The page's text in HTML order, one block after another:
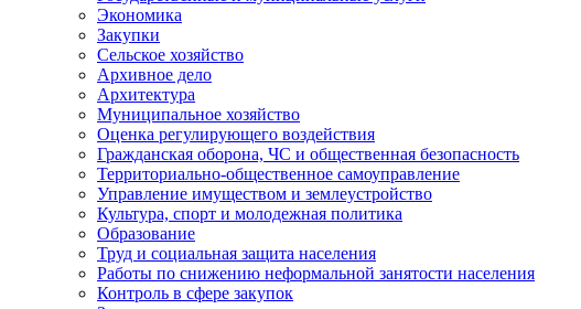
Экономика
Закупки
Сельское хозяйство
Архивное дело
Архитектура
Муниципальное хозяйство
Оценка регулирующего воздействия
Гражданская оборона, ЧС и общественная безопасность
Территориально-общественное самоуправление
Управление имуществом и землеустройство
Культура, спорт и молодежная политика
Образование
Труд и социальная защита населения
Работы по снижению неформальной занятости населения
Контроль в сфере закупок